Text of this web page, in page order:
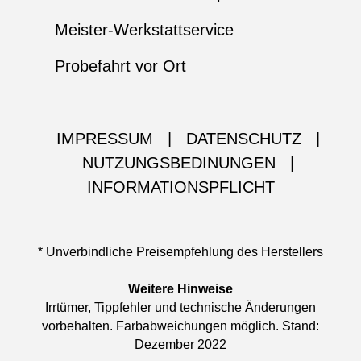
Meister-Werkstattservice
Probefahrt vor Ort
IMPRESSUM DATENSCHUTZ
NUTZUNGSBEDINUNGEN
INFORMATIONSPFLICHT
* Unverbindliche Preisempfehlung des Herstellers
Weitere Hinweise
Irrtümer, Tippfehler und technische Änderungen
vorbehalten. Farbabweichungen möglich. Stand:
Dezember 2022